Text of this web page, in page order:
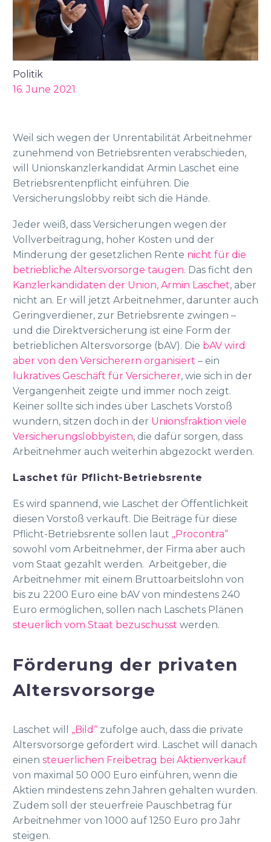
Politik
16. June 2021
Weil sich wegen der Unrentabilität Arbeitnehmer
zunehmend von Betriebsrenten verabschieden,
will Unionskanzlerkandidat Armin Laschet eine
Betriebsrentenpflicht einführen. Die
Versicherungslobby reibt sich die Hände.
Jeder weiß, dass Versicherungen wegen der
Vollverbeitragung, hoher Kosten und der
Minderung der gesetzlichen Rente nicht für die
betriebliche Altersvorsorge taugen. Das ficht den
Kanzlerkandidaten der Union, Armin Laschet, aber
nicht an. Er will jetzt Arbeitnehmer, darunter auch
Geringverdiener, zur Betriebsrente zwingen –
und die Direktversicherung ist eine Form der
betrieblichen Altersvorsorge (bAV). Die bAV wird
aber von den Versicherern organisiert – ein
lukratives Geschäft für Versicherer, wie sich in der
Vergangenheit zeigte und immer noch zeigt.
Keiner sollte sich indes über Laschets Vorstoß
wundern, sitzen doch in der Unionsfraktion viele
Versicherungslobbyisten, die dafür sorgen, dass
Arbeitnehmer auch weiterhin abgezockt werden.
Laschet für Pflicht-Betriebsrente
Es wird spannend, wie Laschet der Öffentlichkeit
diesen Vorstoß verkauft. Die Beiträge für diese
Pflicht-Betriebsrente sollen laut „Procontra“
sowohl vom Arbeitnehmer, der Firma aber auch
vom Staat gezahlt werden. Arbeitgeber, die
Arbeitnehmer mit einem Bruttoarbeitslohn von
bis zu 2200 Euro eine bAV von mindestens 240
Euro ermöglichen, sollen nach Laschets Plänen
steuerlich vom Staat bezuschusst werden.
Förderung der privaten
Altersvorsorge
Laschet will „Bild“ zufolge auch, dass die private
Altersvorsorge gefördert wird. Laschet will danach
einen steuerlichen Freibetrag bei Aktienverkauf
von maximal 50 000 Euro einführen, wenn die
Aktien mindestens zehn Jahren gehalten wurden.
Zudem soll der steuerfreie Pauschbetrag für
Arbeitnehmer von 1000 auf 1250 Euro pro Jahr
steigen.